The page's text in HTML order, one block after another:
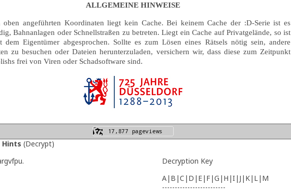
ALLGEMEINE HINWEISE
oben angeführten Koordinaten liegt kein Cache. Bei keinem Cache der :D-Serie ist es
Bahnanlagen oder Schnellstraßen zu betreten. Liegt ein Cache auf Privatgelände, so ist
dem Eigentümer abgesprochen. Sollte es zum Lösen eines Rätsels nötig sein, andere
zu besuchen oder Dateien herunterzuladen, versichern wir, dass diese zum Zeitpunkt
frei von Viren oder Schadsoftware sind.
(Decrypt)
Decryption Key
A|B|C|D|E|F|G|H|I|J|K|L|M
-------------------------